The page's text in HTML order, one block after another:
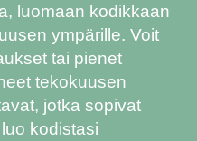
luomaan kodikkaan
ympärille. Voit
tai pienet
tekokuusen
jotka sopivat
kodistasi